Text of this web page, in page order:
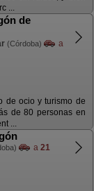
...
de
(Córdoba)
a
de ocio y turismo de
de 80 personas en
...
a 21